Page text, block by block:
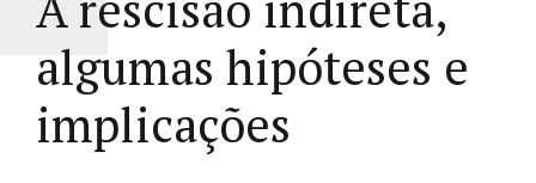
algumas hipóteses e
implicações